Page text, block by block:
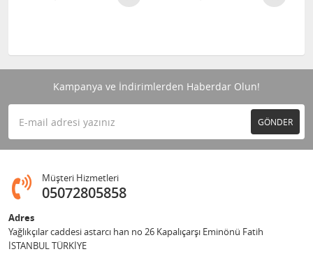
Kampanya ve İndirimlerden Haberdar Olun!
GÖNDER
Müşteri Hizmetleri
05072805858
Adres
Yağlıkçılar caddesi astarcı han no 26 Kapalıçarşı Eminönü Fatih
İSTANBUL TÜRKİYE